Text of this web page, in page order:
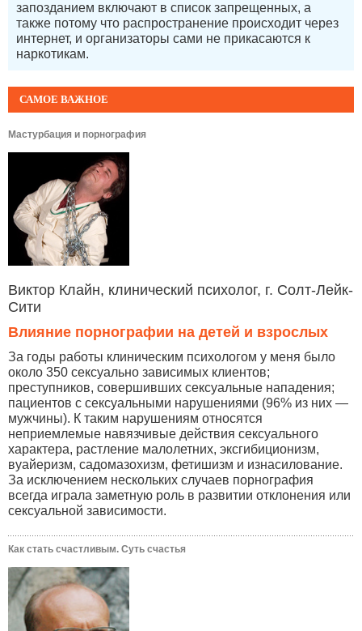
САМОЕ ВАЖНОЕ
Мастурбация и порнография
Виктор Клайн, клинический психолог, г. Солт-Лейк-
Сити
Влияние порнографии на детей и взрослых
За годы работы клиническим психологом у меня было
около 350 сексуально зависимых клиентов;
преступников, совершивших сексуальные нападения;
пациентов с сексуальными нарушениями (96% из них —
мужчины). К таким нарушениям относятся
неприемлемые навязчивые действия сексуального
характера, растление малолетних, эксгибиционизм,
вуайеризм, садомазохизм, фетишизм и изнасилование.
За исключением нескольких случаев порнография
всегда играла заметную роль в развитии отклонения или
сексуальной зависимости.
Как стать счастливым. Суть счастья
запозданием включают в список запрещенных, а
также потому что распространение происходит через
интернет, и организаторы сами не прикасаются к
наркотикам.